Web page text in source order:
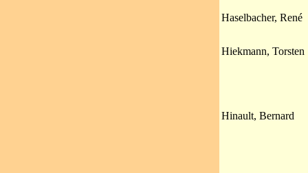
Haselbacher, René
Hiekmann, Torsten
Hinault, Bernard